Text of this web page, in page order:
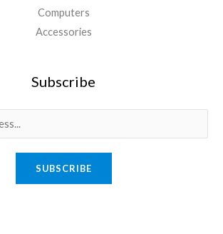
Computers
Accessories
Subscribe
SUBSCRIBE